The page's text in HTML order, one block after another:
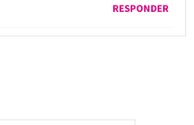
RESPONDER